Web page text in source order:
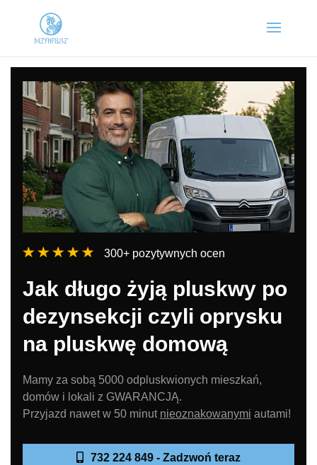
300+ pozytywnych ocen
Jak długo żyją pluskwy po
dezynsekcji czyli oprysku
na pluskwę domową
Mamy za sobą 5000 odpluskwionych mieszkań,
domów i lokali z GWARANCJĄ.
Przyjazd nawet w 50 minut nieoznakowanymi autami!
732 224 849 - Zadzwoń teraz